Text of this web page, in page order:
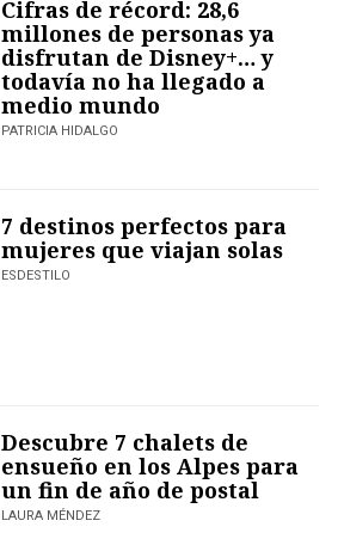
Cifras de récord: 28,6
millones de personas ya
disfrutan de Disney+… y
todavía no ha llegado a
medio mundo
PATRICIA HIDALGO
7 destinos perfectos para
mujeres que viajan solas
ESDESTILO
Descubre 7 chalets de
ensueño en los Alpes para
un fin de año de postal
LAURA MÉNDEZ